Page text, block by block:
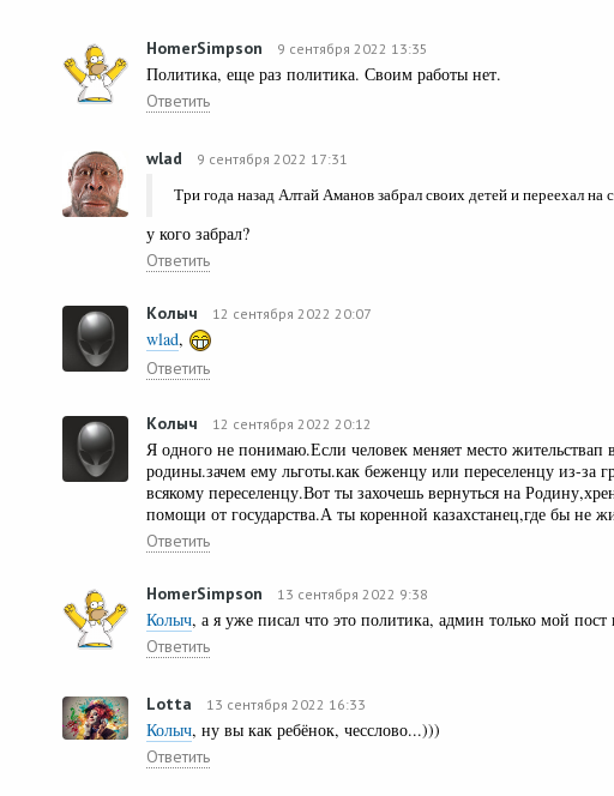
HomerSimpson 9 сентября 2022 13:35
Политика, еще раз политика. Своим работы нет.
Ответить
wlad 9 сентября 2022 17:31
Три года назад Алтай Аманов забрал своих детей и переехал на
у кого забрал?
Ответить
Колыч 12 сентября 2022 20:07
wlad,
Ответить
Колыч 12 сентября 2022 20:12
Я одного не понимаю.Если человек меняет место жительствап
родины.зачем ему льготы.как беженцу или переселенцу из-за
всякому переселенцу.Вот ты захочешь вернуться на
помощи от государства.А ты коренной казахстанец,где бы не
Ответить
HomerSimpson 13 сентября 2022 9:38
Колыч, а я уже писал что это политика, админ только мой пост
Ответить
Lotta 13 сентября 2022 16:33
Колыч, ну вы как ребёнок, чесслово...)))
Ответить